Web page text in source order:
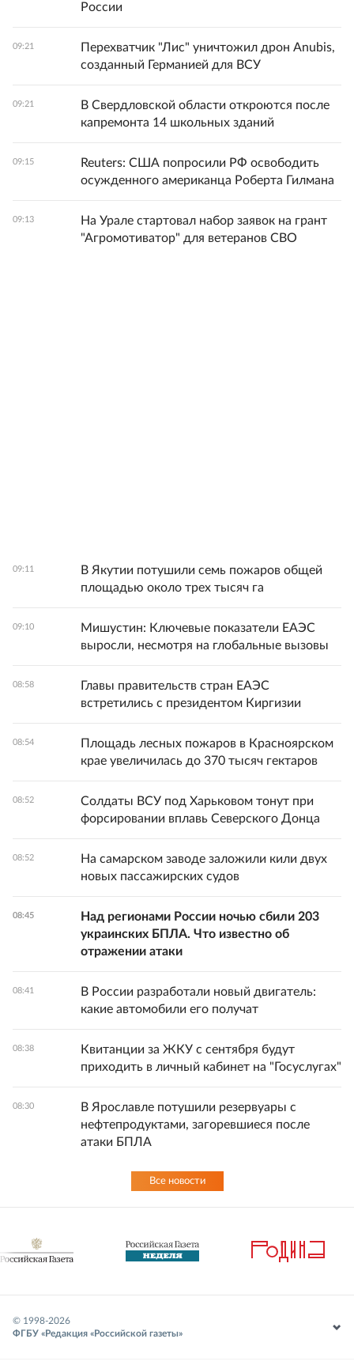
России
09:21
Перехватчик "Лис" уничтожил дрон Anubis,
созданный Германией для ВСУ
09:21
В Свердловской области откроются после
капремонта 14 школьных зданий
09:15
Reuters: США попросили РФ освободить
осужденного американца Роберта Гилмана
09:13
На Урале стартовал набор заявок на грант
"Агромотиватор" для ветеранов СВО
09:11
В Якутии потушили семь пожаров общей
площадью около трех тысяч га
09:10
Мишустин: Ключевые показатели ЕАЭС
выросли, несмотря на глобальные вызовы
08:58
Главы правительств стран ЕАЭС
встретились с президентом Киргизии
08:54
Площадь лесных пожаров в Красноярском
крае увеличилась до 370 тысяч гектаров
08:52
Солдаты ВСУ под Харьковом тонут при
форсировании вплавь Северского Донца
08:52
На самарском заводе заложили кили двух
новых пассажирских судов
08:45
Над регионами России ночью сбили 203
украинских БПЛА. Что известно об
отражении атаки
08:41
В России разработали новый двигатель:
какие автомобили его получат
08:38
Квитанции за ЖКУ с сентября будут
приходить в личный кабинет на "Госуслугах"
08:30
В Ярославле потушили резервуары с
нефтепродуктами, загоревшиеся после
атаки БПЛА
Все новости
© 1998-2026
ФГБУ «Редакция «Российской газеты»